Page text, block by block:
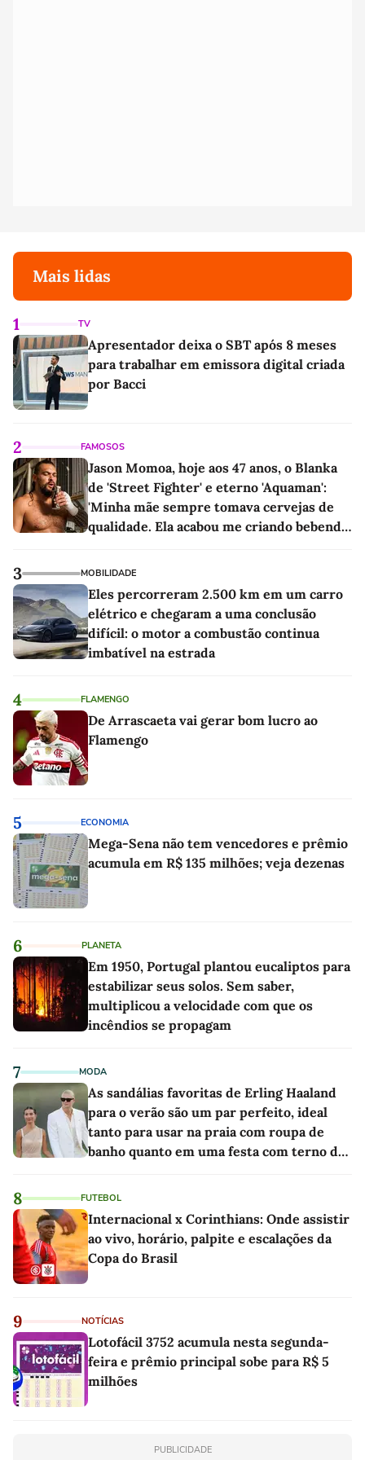
Mais lidas
1 TV
Apresentador deixa o SBT após 8 meses
para trabalhar em emissora digital criada
por Bacci
2 FAMOSOS
Jason Momoa, hoje aos 47 anos, o Blanka
de 'Street Fighter' e eterno 'Aquaman':
'Minha mãe sempre tomava cervejas de
qualidade. Ela acabou me criando bebendo
3 MOBILIDADE
Eles percorreram 2.500 km em um carro
elétrico e chegaram a uma conclusão
difícil: o motor a combustão continua
imbatível na estrada
4 FLAMENGO
De Arrascaeta vai gerar bom lucro ao
Flamengo
5 ECONOMIA
Mega-Sena não tem vencedores e prêmio
acumula em R$ 135 milhões; veja dezenas
6 PLANETA
Em 1950, Portugal plantou eucaliptos para
estabilizar seus solos. Sem saber,
multiplicou a velocidade com que os
incêndios se propagam
7 MODA
As sandálias favoritas de Erling Haaland
para o verão são um par perfeito, ideal
tanto para usar na praia com roupa de
banho quanto em uma festa com terno de
8 FUTEBOL
Internacional x Corinthians: Onde assistir
ao vivo, horário, palpite e escalações da
Copa do Brasil
9 NOTÍCIAS
Lotofácil 3752 acumula nesta segunda-
feira e prêmio principal sobe para R$ 5
milhões
PUBLICIDADE